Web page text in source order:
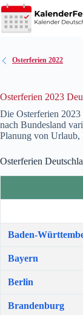
Zum
Inhalt
springen
Osterferien 2022
Osterferien 2023
Die Osterferien 2023
nach Bundesland
Planung von Urlaub,
Osterferien
Baden-
Bayern
Berlin
Brandenburg